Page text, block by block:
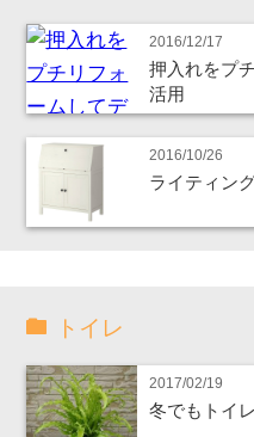
2016/12/17
押入れをプ
活用
2016/10/26
ライティン
トイレ
2017/02/19
冬でもトイ